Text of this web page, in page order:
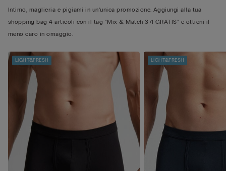
Intimo, maglieria e pigiami in un’unica promozione. Aggiungi alla tua
shopping bag 4 articoli con il tag "Mix & Match 3+1 GRATIS" e ottieni il
meno caro in omaggio.
LIGHT&FRESH LIGHT&FRESH